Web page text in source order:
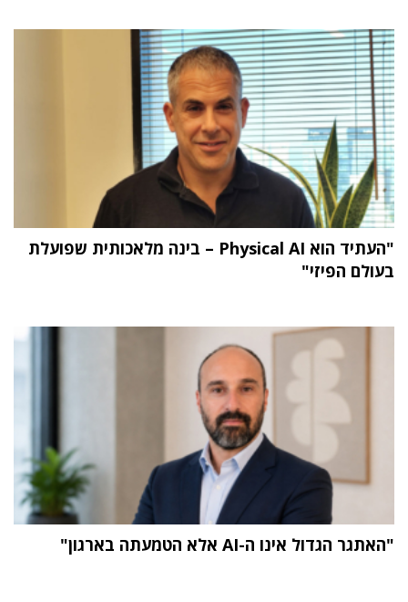
"העתיד הוא Physical AI – בינה מלאכותית שפועלת
בעולם הפיזי"
"האתגר הגדול אינו ה-AI אלא הטמעתה בארגון"